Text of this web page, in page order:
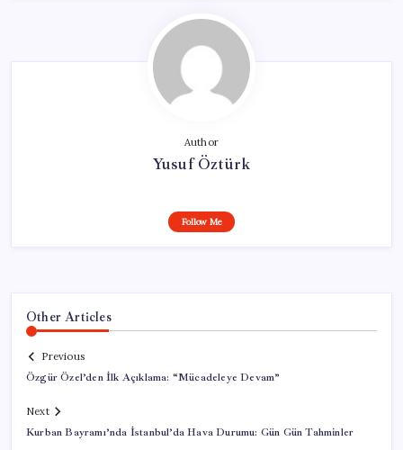
Author
Yusuf Öztürk
Follow Me
Other Articles
Previous
Özgür Özel’den İlk Açıklama: “Mücadeleye Devam”
Next
Kurban Bayramı’nda İstanbul’da Hava Durumu: Gün Gün Tahminler